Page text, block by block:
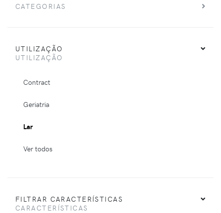
CATEGORIAS
UTILIZAÇÃO
UTILIZAÇÃO
Contract
Geriatria
Lar
Ver todos
FILTRAR CARACTERÍSTICAS
CARACTERÍSTICAS